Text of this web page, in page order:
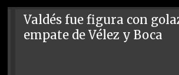
Valdés fue figura con
empate de Vélez y Boca